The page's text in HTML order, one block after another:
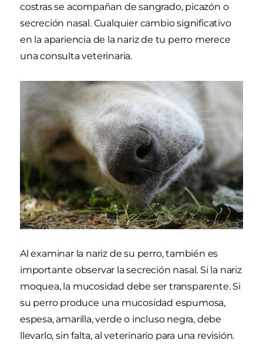
costras se acompañan de sangrado, picazón o
secreción nasal. Cualquier cambio significativo
en la apariencia de la nariz de tu perro merece
una consulta veterinaria.
Al examinar la nariz de su perro, también es
importante observar la secreción nasal. Si la nariz
moquea, la mucosidad debe ser transparente. Si
su perro produce una mucosidad espumosa,
espesa, amarilla, verde o incluso negra, debe
llevarlo, sin falta, al veterinario para una revisión.